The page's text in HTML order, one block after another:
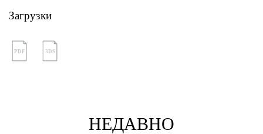
Загрузки
PDF 3DS
НЕДАВНО